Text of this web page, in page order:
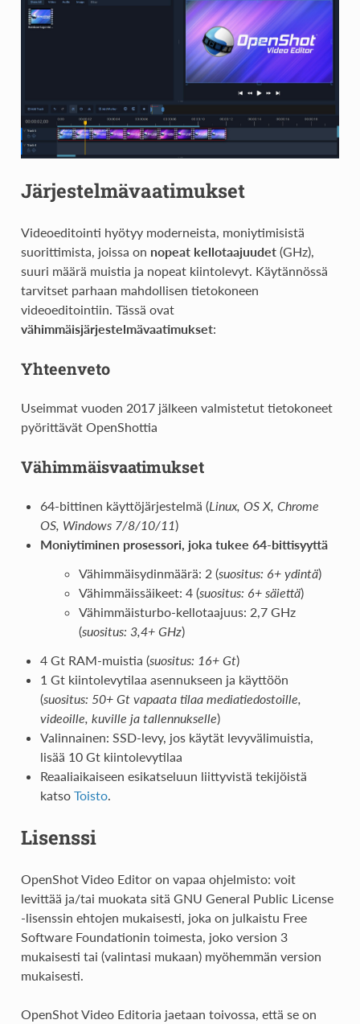
Järjestelmävaatimukset
Videoeditointi hyötyy moderneista, moniytimisistä
suorittimista, joissa on nopeat kellotaajuudet(GHz),
suuri määrä muistia ja nopeat kiintolevyt. Käytännössä
tarvitset parhaan mahdollisen tietokoneen
videoeditointiin. Tässä ovat
vähimmäisjärjestelmävaatimukset:
Yhteenveto
Useimmat vuoden 2017 jälkeen valmistetut tietokoneet
pyörittävät OpenShottia
Vähimmäisvaatimukset
64-bittinen käyttöjärjestelmä (Linux, OS X, Chrome
OS, Windows 7/8/10/11)
Moniytiminen prosessori, joka tukee 64-bittisyyttä
Vähimmäisydinmäärä: 2 (suositus: 6+ ydintä)
Vähimmäissäikeet: 4 (suositus: 6+ säiettä)
Vähimmäisturbo-kellotaajuus: 2,7 GHz
(suositus: 3,4+ GHz)
4 Gt RAM-muistia (suositus: 16+ Gt)
1 Gt kiintolevytilaa asennukseen ja käyttöön
(suositus: 50+ Gt vapaata tilaa mediatiedostoille,
videoille, kuville ja tallennukselle)
Valinnainen: SSD-levy, jos käytät levyvälimuistia,
lisää 10 Gt kiintolevytilaa
Reaaliaikaiseen esikatseluun liittyvistä tekijöistä
katso Toisto.
Lisenssi
OpenShot Video Editor on vapaa ohjelmisto: voit
levittää ja/tai muokata sitä GNU General Public License
-lisenssin ehtojen mukaisesti, joka on julkaistu Free
Software Foundationin toimesta, joko version 3
mukaisesti tai (valintasi mukaan) myöhemmän version
mukaisesti.
OpenShot Video Editoria jaetaan toivossa, että se on